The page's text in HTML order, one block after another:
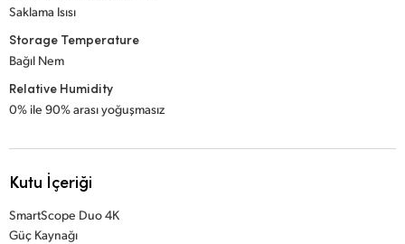
Saklama Isısı
Storage Temperature
Bağıl Nem
Relative Humidity
0% ile 90% arası yoğuşmasız
Kutu İçeriği
SmartScope Duo 4K
Güç Kaynağı